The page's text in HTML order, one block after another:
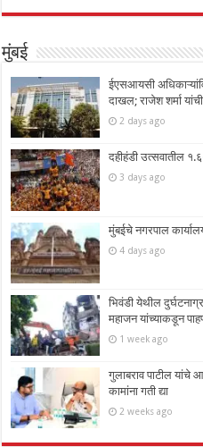
मुंबई
ईएसआयसी
दाखल; राजेश शर्मा
2 days ago
दहीहंडी उत्सवातील
3 days ago
मुंबईचे नगरपाल
4 days ago
भिवंडी येथील
महाजन यांच्याकडून
1 week ago
गुलाबराव पाटील यांचे
कामांना गती द्या
2 weeks ago